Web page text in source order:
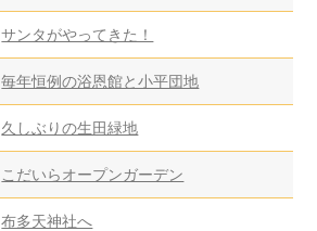
サンタがやってきた！
毎年恒例の浴恩館と小平団地
久しぶりの生田緑地
こだいらオープンガーデン
布多天神社へ